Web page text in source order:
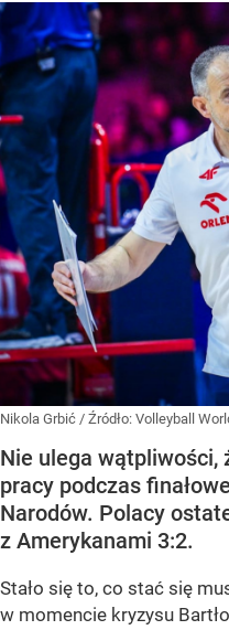
Nikola Grbić / Źródło: Volleyball
Nie ulega wątpliwości,
pracy podczas
Narodów. Polacy
z Amerykanami 3:2.
Stało się to, co stać się
w momencie kryzysu